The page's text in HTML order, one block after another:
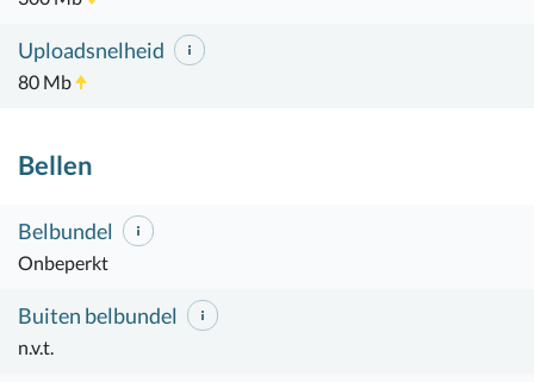
Uploadsnelheid
80 Mb
Bellen
Belbundel
Onbeperkt
Buiten belbundel
n.v.t.